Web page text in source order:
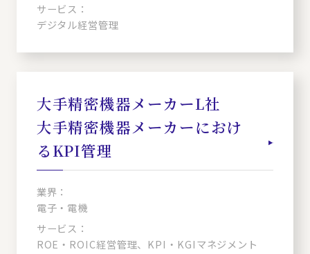
サービス：
デジタル経営管理
大手精密機器メーカーL社
大手精密機器メーカーにおけ
るKPI管理
業界：
電子・電機
サービス：
ROE・ROIC経営管理、KPI・KGIマネジメント